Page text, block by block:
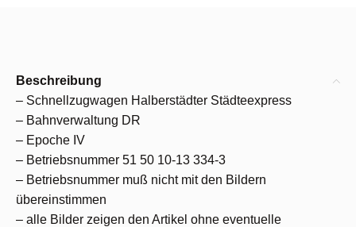
Beschreibung
– Schnellzugwagen Halberstädter Städteexpress
– Bahnverwaltung DR
– Epoche IV
– Betriebsnummer 51 50 10-13 334-3
– Betriebsnummer muß nicht mit den Bildern
übereinstimmen
– alle Bilder zeigen den Artikel ohne eventuelle